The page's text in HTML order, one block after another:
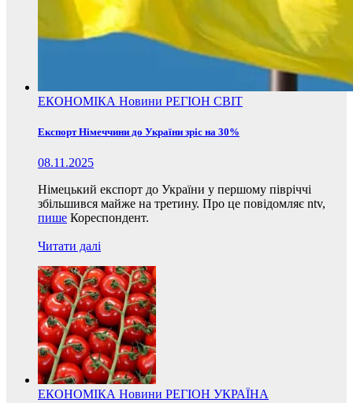
ЕКОНОМІКА Новини РЕГІОН СВІТ
Експорт Німеччини до України зріс на 30%
08.11.2025
Німецький експорт до України у першому півріччі
збільшився майже на третину. Про це повідомляє ntv,
пише Кореспондент.
Читати далі
ЕКОНОМІКА Новини РЕГІОН УКРАЇНА